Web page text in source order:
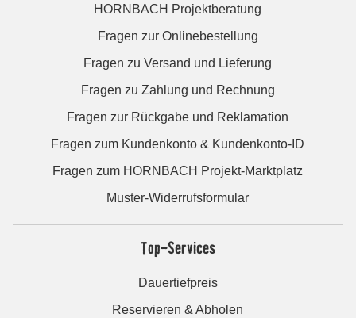
HORNBACH Projektberatung
Fragen zur Onlinebestellung
Fragen zu Versand und Lieferung
Fragen zu Zahlung und Rechnung
Fragen zur Rückgabe und Reklamation
Fragen zum Kundenkonto & Kundenkonto-ID
Fragen zum HORNBACH Projekt-Marktplatz
Muster-Widerrufsformular
Top-Services
Dauertiefpreis
Reservieren & Abholen